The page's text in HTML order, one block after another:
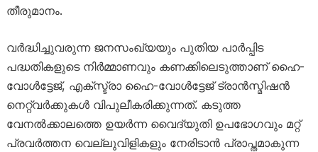
തീരുമാനം.
വർദ്ധിച്ചുവരുന്ന ജനസംഖ്യയും പുതിയ പാർപ്പിട
പദ്ധതികളുടെ നിർമ്മാണവും കണക്കിലെടുത്താണ് ഹൈ-
വോൾട്ടേജ്, എക്സ്ട്രാ ഹൈ-വോൾട്ടേജ് ട്രാൻസ്മിഷൻ
നെറ്റ്‌വർക്കുകൾ വിപുലീകരിക്കുന്നത്. കടുത്ത
വേനൽക്കാലത്തെ ഉയർന്ന വൈദ്യുതി ഉപഭോഗവും മറ്റ്
പ്രവർത്തന വെല്ലുവിളികളും നേരിടാൻ പ്രാപ്തമാകുന്ന